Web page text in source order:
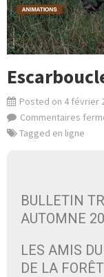
Posted on 4 février
Commentaires
Tagged en ligne
BULLETIN
AUTOMNE
LES AMIS
DE LA